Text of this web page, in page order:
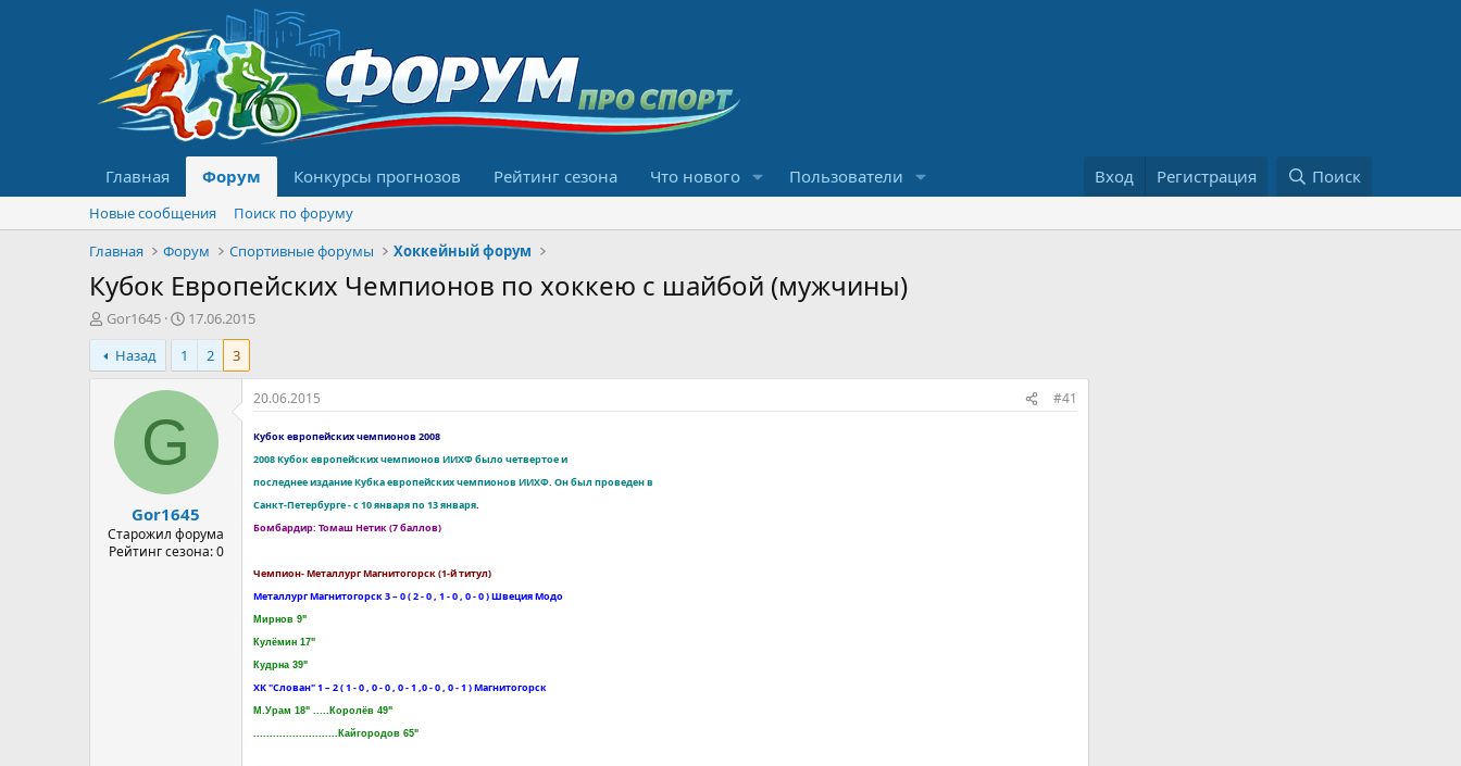
Главная Форум Конкурсы прогнозов Рейтинг сезона Что нового Пользователи Вход Регистрация Поиск
Новые сообщения
Поиск по форуму
Главная
Форум Спортивные форумы Хоккейный форум
Кубок Европейских Чемпионов по хоккею с шайбой (мужчины)
А
в
т
о
м
Gor1645
Д
а
а
н
а
17.06.2015
Назад
1 2 3
G
Gor1645
Старожил форума
Рейтинг сезона: 0
20.06.2015 #41
Кубок европейских чемпионов 2008
2008 Кубок европейских чемпионов ИИХФ было четвертое и
последнее издание Кубка европейских чемпионов ИИХФ. Он был проведен в
Санкт-Петербурге - с 10 января по 13 января.
Бомбардир: Томаш Нетик (7 баллов)
Чемпион- Металлург Магнитогорск (1-й титул)
Металлург Магнитогорск 3 – 0 ( 2 - 0 , 1 - 0 , 0 - 0 ) Швеция Модо
Мирнов 9"
Кулёмин 17"
Кудрна 39"
ХК "Слован" 1 – 2 ( 1 - 0 , 0 - 0 , 0 - 1 ,0 - 0 , 0 - 1 ) Магнитогорск
М.Урам 18" .....Королёв 49"
..........................Кайгородов 65"